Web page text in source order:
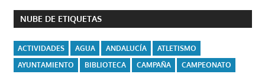
NUBE DE ETIQUETAS
ACTIVIDADES AGUA ANDALUCÍA
ATLETISMO
AYUNTAMIENTO
BIBLIOTECA CAMPAÑA
CAMPEONATO